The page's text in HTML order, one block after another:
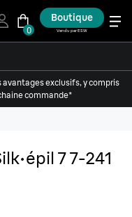
0
Boutique
Vendu par ESW
avantages exclusifs, y compris
commande*
7 7-241